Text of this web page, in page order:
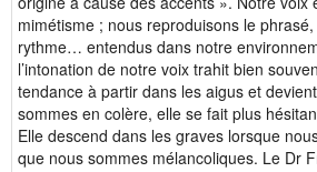
mimétisme ; nous reproduisons le
rythme… entendus dans notre
l’intonation de notre voix trahit bien
tendance à partir dans les aigus et
sommes en colère, elle se fait plus
Elle descend dans les graves lorsque
que nous sommes mélancoliques. Le Dr